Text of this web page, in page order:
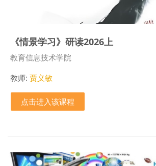
《情景学习》研读2026上
课程类别
教育信息技术学院
教师: 贾义敏
点击进入该课程